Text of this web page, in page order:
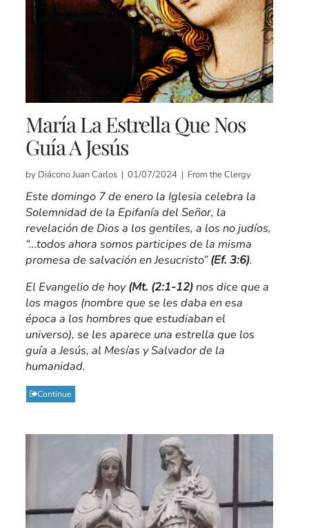
María La Estrella Que Nos
Guía A Jesús
by Diácono Juan Carlos | 01/07/2024 | From the Clergy
Este domingo 7 de enero la Iglesia celebra la
Solemnidad de la Epifanía delSeñor, la
revelación de Dios a los gentiles, a los no judíos,
“…todos ahora somos participes de la misma
promesa de salvación en Jesucristo”(Ef. 3:6).
El Evangelio de hoy(Mt. (2:1-12)nos dice que a
los magos (nombre que se les daba en esa
época a los hombres que estudiaban el
universo), se les aparece una estrella que los
guía a Jesús, al Mesías y Salvador de la
humanidad.
Continue